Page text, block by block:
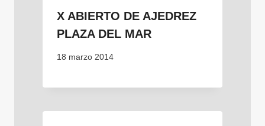
X ABIERTO DE AJEDREZ
PLAZA DEL MAR
18 marzo 2014